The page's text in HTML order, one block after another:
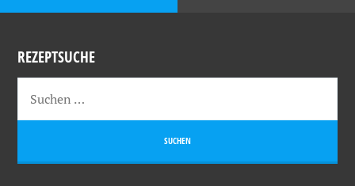
REZEPTSUCHE